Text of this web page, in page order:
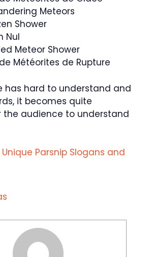
Meteors
Shower
Nul
Meteor Shower
Météorites de Rupture
has hard to understand and
it becomes quite
the audience to understand
Parsnip Slogans and